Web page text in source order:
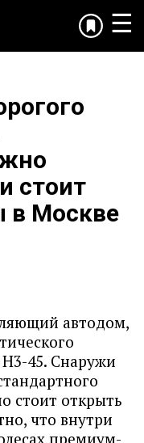
☰
стоит
в Москве
автодом,
45. Снаружи
стоит открыть
что внутри
премиум-